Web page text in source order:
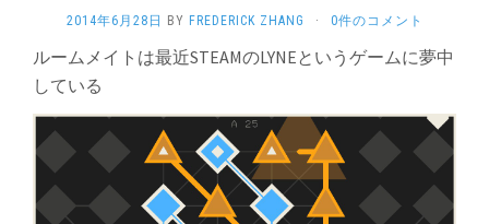
2014年6月28日 BY FREDERICK ZHANG · 0件のコメント
ルームメイトは最近STEAMのLYNEというゲームに夢中
している